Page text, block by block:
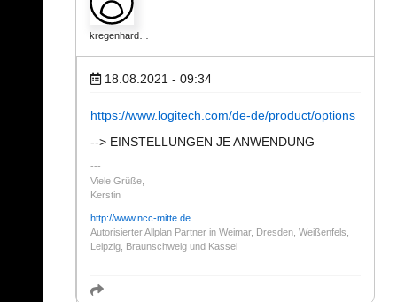
kregenhard…
18.08.2021 - 09:34
https://www.logitech.com/de-de/product/options
--> EINSTELLUNGEN JE ANWENDUNG
Viele Grüße,
Kerstin
http://www.ncc-mitte.de
Autorisierter Allplan Partner in Weimar, Dresden, Weißenfels,
Leipzig, Braunschweig und Kassel